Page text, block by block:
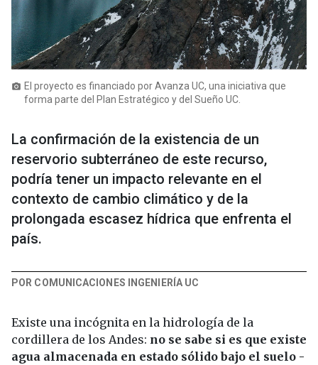
photo_camera El proyecto es financiado por Avanza UC, una iniciativa que
forma parte del Plan Estratégico y del Sueño UC.
La confirmación de la existencia de un
reservorio subterráneo de este recurso,
podría tener un impacto relevante en el
contexto de cambio climático y de la
prolongada escasez hídrica que enfrenta el
país.
POR COMUNICACIONES INGENIERÍA UC
Existe una incógnita en la hidrología de la
cordillera de los Andes: no se sabe si es que existe
agua almacenada en estado sólido bajo el suelo -